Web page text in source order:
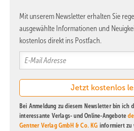
Mit unserem Newsletter erhalten Sie
ausgewählte Informationen und
kostenlos direkt ins Postfach.
Bei Anmeldung zu diesem Newsletter bin ich
interessante Verlags- und Online-Angebote
Gentner Verlag GmbH & Co. KG informiert zu